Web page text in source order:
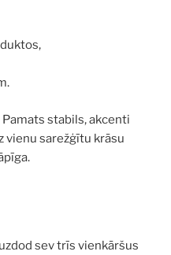
stabils, akcenti
vienu sarežģītu krāsu
sev trīs vienkāršus